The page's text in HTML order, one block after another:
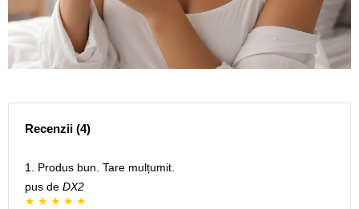
Recenzii (4)
1. Produs bun. Tare mulțumit.
pus de DX2